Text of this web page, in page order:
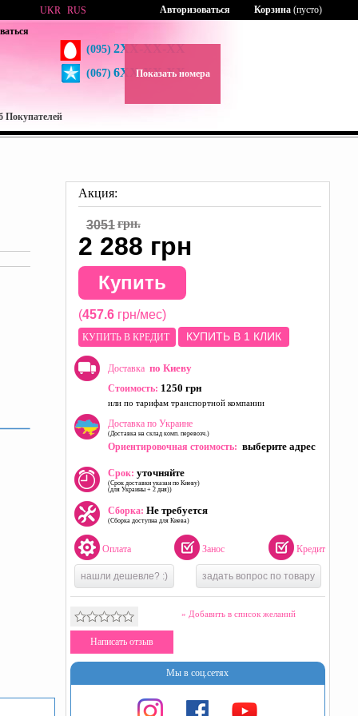
(095) 2XX-XX-XX
(067) 6XX-XX-XX
Показать номера
UKR RUS Корзина (пусто)
Авторизоваться
Покупателей
Акция:
3051грн.
2 288 грн
Купить
(457.6грн/мес)
КУПИТЬ В КРЕДИТ КУПИТЬ В 1 КЛИК
Доставка по Киеву
Стоимость: 1250 грн
или по тарифам транспортной компании
Доставка по Украине
(Доставка на склад комп. перевозч.)
Ориентировочная стоимость: выберите адрес
Срок: уточняйте
(Срок доставки указан по Киеву)
(для Украины + 2 дня))
Сборка: Не требуется
(Сборка доступна для Киева)
Оплата Занос Кредит
нашли дешевле? :) задать вопрос по товару
» Добавить в список желаний
Написать отзыв
Мы в соц.сетях